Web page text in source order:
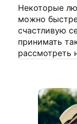
Некоторые
можно
счастливую
принимать
рассмотреть